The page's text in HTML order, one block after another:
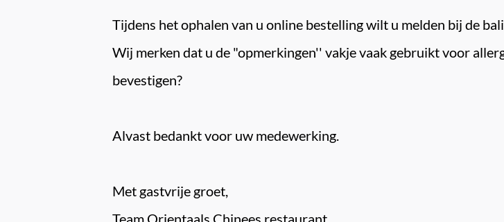
Tijdens het ophalen van u online bestelling wilt u melden bij de
Wij merken dat u de "opmerkingen'' vakje vaak gebruikt voor
bevestigen?
Alvast bedankt voor uw medewerking.
Met gastvrije groet,
Team Orientaals Chinees restaurant